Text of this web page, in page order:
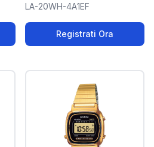
LA-20WH-4A1EF
Registrati Ora